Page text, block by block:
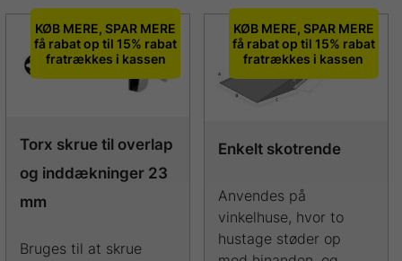
KØB MERE, SPAR MERE
få rabat op til 15% rabat
fratrækkes i kassen
Torx skrue til overlap
og inddækninger 23
mm
Bruges til at skrue
KØB MERE, SPAR MERE
få rabat op til 15% rabat
fratrækkes i kassen
Enkelt skotrende
Anvendes på
vinkelhuse, hvor to
hustage støder op